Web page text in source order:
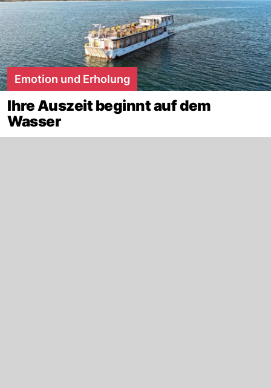
Emotion und Erholung
Ihre Auszeit beginnt auf dem
Wasser